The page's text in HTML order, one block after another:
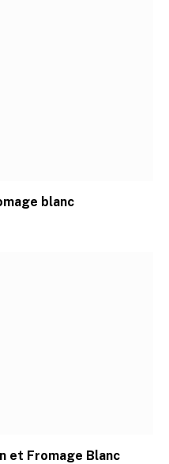
blanc
et Fromage Blanc